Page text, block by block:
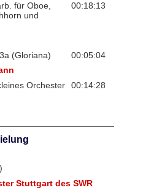
für Oboe,
und
00:18:13
(Gloriana)
00:05:04
Orchester
00:14:28
Stuttgart des SWR